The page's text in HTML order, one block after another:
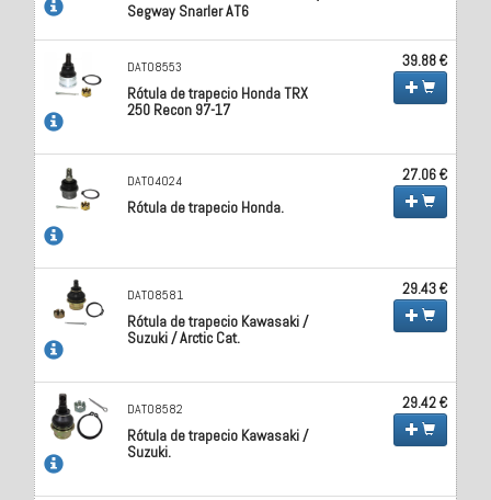
Segway Snarler AT6
DAT08553
Rótula de trapecio Honda TRX
250 Recon 97-17
39.88 €
DAT04024
Rótula de trapecio Honda.
27.06 €
DAT08581
Rótula de trapecio Kawasaki /
Suzuki / Arctic Cat.
29.43 €
DAT08582
Rótula de trapecio Kawasaki /
Suzuki.
29.42 €